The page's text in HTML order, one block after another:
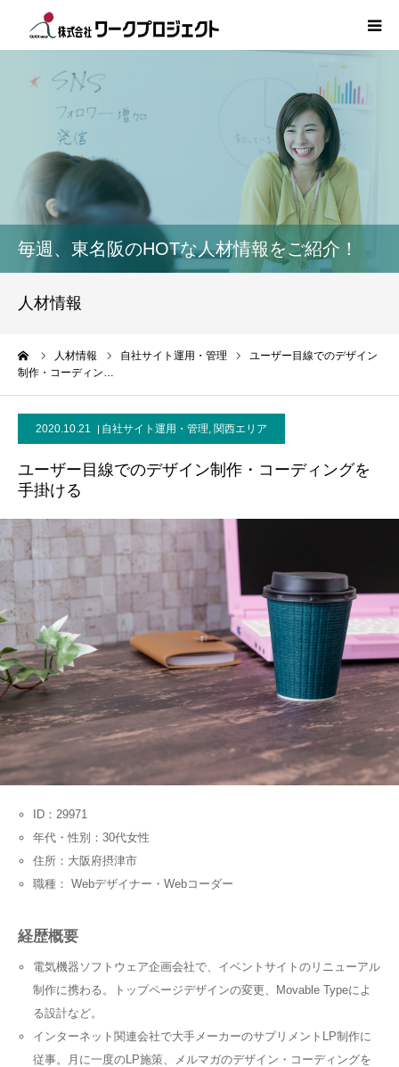
毎週、東名阪のHOTな人材情報をご紹介！
人材情報
人材情報 自社サイト運用・管理
ユーザー目線でのデザイン
制作・コーディン…
2020.10.21 自社サイト運用・管理, 関西エリア
ユーザー目線でのデザイン制作・コーディングを
手掛ける
ID：29971
年代・性別：30代女性
住所：大阪府摂津市
職種： Webデザイナー・Webコーダー
経歴概要
電気機器ソフトウェア企画会社で、イベントサイトのリニューアル
制作に携わる。トップページデザインの変更、Movable Typeによ
る設計など。
インターネット関連会社で大手メーカーのサプリメントLP制作に
従事。月に一度のLP施策、メルマガのデザイン・コーディングを
TOP
初めての方
サービス
活用事例
インタビュー
お問い合わせ